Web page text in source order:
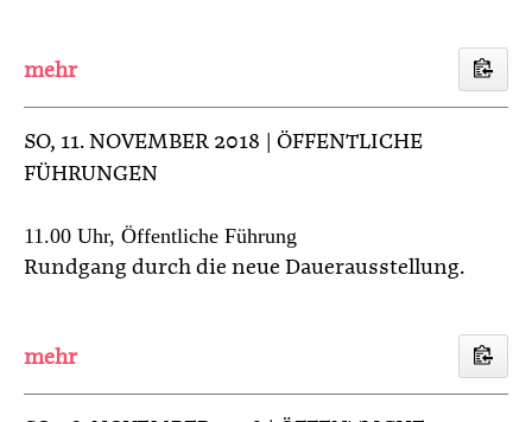
SO, 11. NOVEMBER 2018 | ÖFFENTLICHE
FÜHRUNGEN
11.00 Uhr, Öffentliche Führung
Rundgang durch die neue Dauerausstellung.